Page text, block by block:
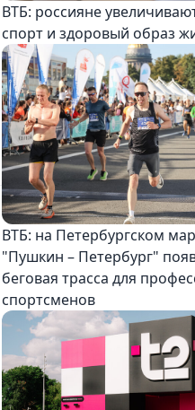
ВТБ: россияне
спорт и здоровый образ
ВТБ: на Петербургском
"Пушкин – Петербург"
беговая трасса для
спортсменов